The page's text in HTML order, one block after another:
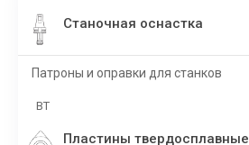
Станочная оснастка
Патроны и оправки для станков
BT
Пластины твердосплавные